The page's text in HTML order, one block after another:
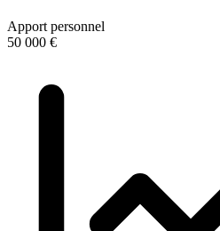
Apport personnel
50 000 €